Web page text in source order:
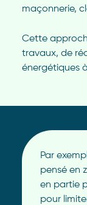
maçonnerie,
Cette
travaux, de
énergétiques
Par
pensé en
en partie
pour